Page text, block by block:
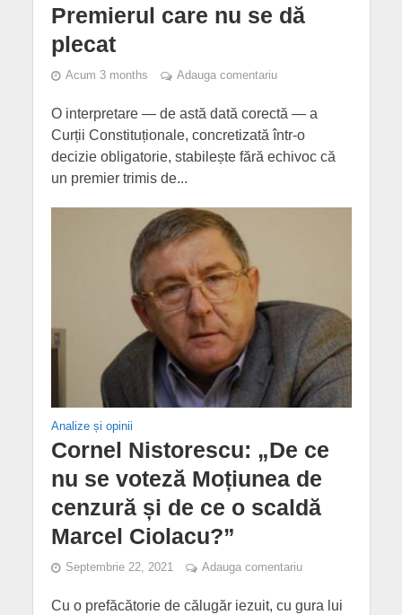
Premierul care nu se dă
plecat
Acum 3 months Adauga comentariu
O interpretare — de astă dată corectă — a
Curții Constituționale, concretizată într-o
decizie obligatorie, stabilește fără echivoc că
un premier trimis de...
Analize și opinii
Cornel Nistorescu: „De ce
nu se voteză Moțiunea de
cenzură și de ce o scaldă
Marcel Ciolacu?”
Septembrie 22, 2021 Adauga comentariu
Cu o prefăcătorie de călugăr iezuit, cu gura lui